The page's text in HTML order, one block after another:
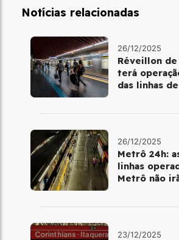
Notícias relacionadas
26/12/2025
Réveillon de
terá
das linhas
26/12/2025
Metrô 24h:
linhas
Metrô não
23/12/2025